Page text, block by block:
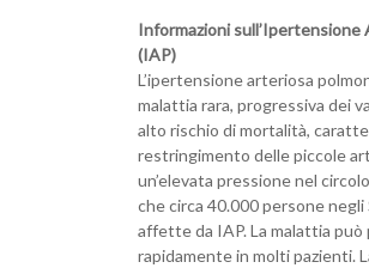
Informazioni sull’Ipertensione
(IAP)
L’ipertensione arteriosa
malattia rara, progressiva dei
alto rischio di mortalità,
restringimento delle piccole
un’elevata pressione nel
che circa 40.000 persone
affette da IAP. La malattia
rapidamente in molti pazienti.